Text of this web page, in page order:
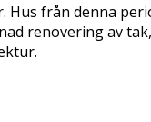
Hus från denna
renovering av